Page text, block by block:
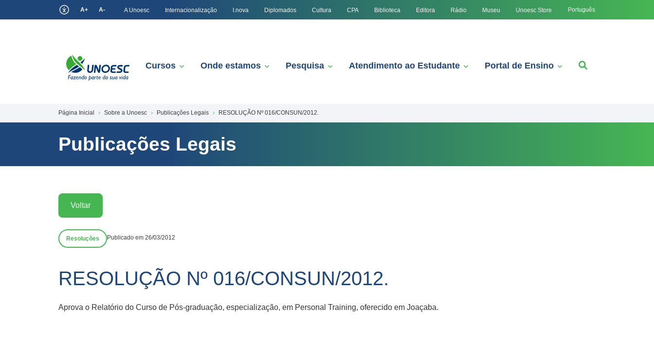
A+ A- A Unoesc Internacionalização I.nova Diplomados Cultura CPA Biblioteca Editora Rádio Museu Unoesc Store Português
Cursos Onde estamos Pesquisa Atendimento ao Estudante Portal de Ensino
Página Inicial Sobre a Unoesc Publicações Legais RESOLUÇÃO Nº 016/CONSUN/2012.
Publicações Legais
Voltar
Resoluções Publicado em 26/03/2012
RESOLUÇÃO Nº 016/CONSUN/2012.
Aprova o Relatório do Curso de Pós-graduação, especialização, em Personal Training, oferecido em Joaçaba.